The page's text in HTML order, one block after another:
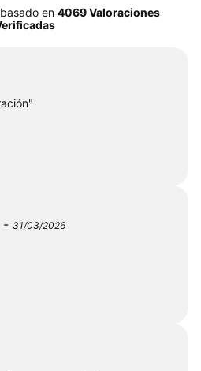
basado en 4069 Valoraciones
- 31/03/2026